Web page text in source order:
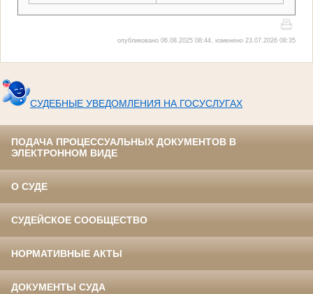
опубликовано 06.08.2025 08:44, изменено 23.07.2026 08:35
СУДЕБНЫЕ УВЕДОМЛЕНИЯ НА ГОСУСЛУГАХ
ПОДАЧА ПРОЦЕССУАЛЬНЫХ ДОКУМЕНТОВ В
ЭЛЕКТРОННОМ ВИДЕ
О СУДЕ
СУДЕЙСКОЕ СООБЩЕСТВО
НОРМАТИВНЫЕ АКТЫ
ДОКУМЕНТЫ СУДА